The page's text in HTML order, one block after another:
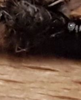
“brebis”